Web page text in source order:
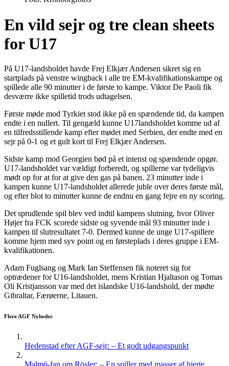
En vild sejr og tre clean sheets
for U17
På U17-landsholdet havde Frej Elkjær Andersen sikret sig en
startplads på venstre wingback i alle tre EM-kvalifikationskampe og
spillede alle 90 minutter i de første to kampe. Viktor De Paoli fik
desværre ikke spilletid trods udtagelsen.
Første møde mod Tyrkiet stod ikke på en spændende tid, da kampen
endte i en nullert. Til gengæld kunne U17landsholdet komme ud af
en tilfredsstillende kamp efter mødet med Serbien, der endte med en
sejr på 0-1 og et gult kort til Frej Elkjær Andersen.
Sidste kamp mod Georgien bød på et intenst og spændende opgør.
U17-landsholdet var vældigt forberedt, og spillerne var tydeligvis
mødt op for at for at give den gas på banen. 23 minutter inde i
kampen kunne U17-landsholdet allerede juble over deres første mål,
og efter blot to minutter kunne de endnu en gang fejre en ny scoring.
Det sprudlende spil blev ved indtil kampens slutning, hvor Oliver
Højer fra FCK scorede sidste og syvende mål 93 minutter inde i
kampen til slutresultatet 7-0. Dermed kunne de unge U17-spillere
komme hjem med syv point og en førsteplads i deres gruppe i EM-
kvalifikationen.
Adam Fuglsang og Mark Ian Steffensen fik noteret sig for
optrædener for U16-landsholdet, mens Kristian Hjaltason og Tomas
Oli Kristjansson var med det islandske U16-landshold, der mødte
Gibraltar, Færøerne, Litauen.
Flere AGF Nyheder
Hedenstad efter AGF-sejr: – Et godt udgangspunkt
Malmö-fan om Rösler: – En spiller med masser af hjerte